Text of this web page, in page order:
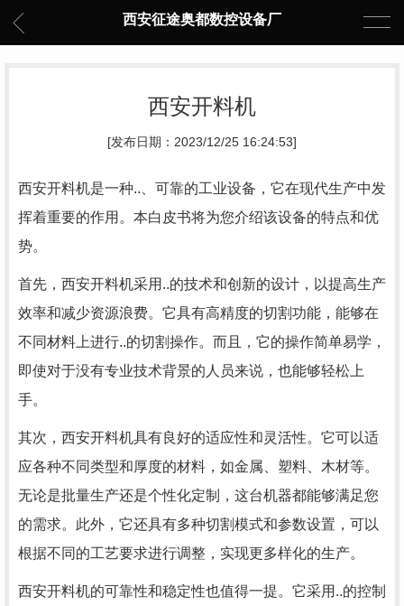
西安征途奥都数控设备厂
西安开料机
[发布日期：2023/12/25 16:24:53]
西安开料机是一种..、可靠的工业设备，它在现代生产中发
挥着重要的作用。本白皮书将为您介绍该设备的特点和优
势。
首先，西安开料机采用..的技术和创新的设计，以提高生产
效率和减少资源浪费。它具有高精度的切割功能，能够在
不同材料上进行..的切割操作。而且，它的操作简单易学，
即使对于没有专业技术背景的人员来说，也能够轻松上
手。
其次，西安开料机具有良好的适应性和灵活性。它可以适
应各种不同类型和厚度的材料，如金属、塑料、木材等。
无论是批量生产还是个性化定制，这台机器都能够满足您
的需求。此外，它还具有多种切割模式和参数设置，可以
根据不同的工艺要求进行调整，实现更多样化的生产。
西安开料机的可靠性和稳定性也值得一提。它采用..的控制